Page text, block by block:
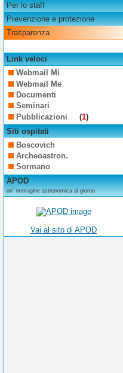
Per lo staff
Prevenzione e protezione
Trasparenza
Link veloci
Webmail Mi
Webmail Me
Documenti
Seminari
Pubblicazioni
(1)
Siti ospitati
Boscovich
Archeoastron.
Sormano
APOD
un´ immagine astronomica al giorno
Vai al sito di APOD